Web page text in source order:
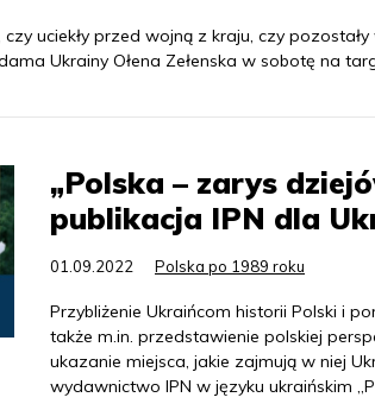
uciekły przed wojną z kraju, czy
Ukrainy Ołena Zełenska w sobotę na
„Polska – zarys
publikacja IPN dla
01.09.2022 Polska po 1989 roku
Przybliżenie Ukraińcom historii Polski i
także m.in. przedstawienie polskiej
ukazanie miejsca, jakie zajmują w niej
wydawnictwo IPN w języku ukraińskim